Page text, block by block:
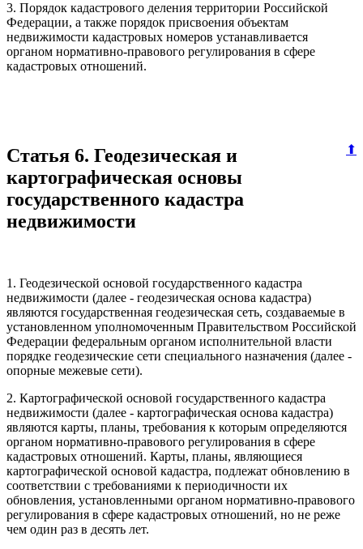
3. Порядок кадастрового деления территории Российской
Федерации, а также порядок присвоения объектам
недвижимости кадастровых номеров устанавливается
органом нормативно-правового регулирования в сфере
кадастровых отношений.
⬆
Статья 6. Геодезическая и
картографическая основы
государственного кадастра
недвижимости
1. Геодезической основой государственного кадастра
недвижимости (далее - геодезическая основа кадастра)
являются государственная геодезическая сеть, создаваемые в
установленном уполномоченным Правительством Российской
Федерации федеральным органом исполнительной власти
порядке геодезические сети специального назначения (далее -
опорные межевые сети).
2. Картографической основой государственного кадастра
недвижимости (далее - картографическая основа кадастра)
являются карты, планы, требования к которым определяются
органом нормативно-правового регулирования в сфере
кадастровых отношений. Карты, планы, являющиеся
картографической основой кадастра, подлежат обновлению в
соответствии с требованиями к периодичности их
обновления, установленными органом нормативно-правового
регулирования в сфере кадастровых отношений, но не реже
чем один раз в десять лет.